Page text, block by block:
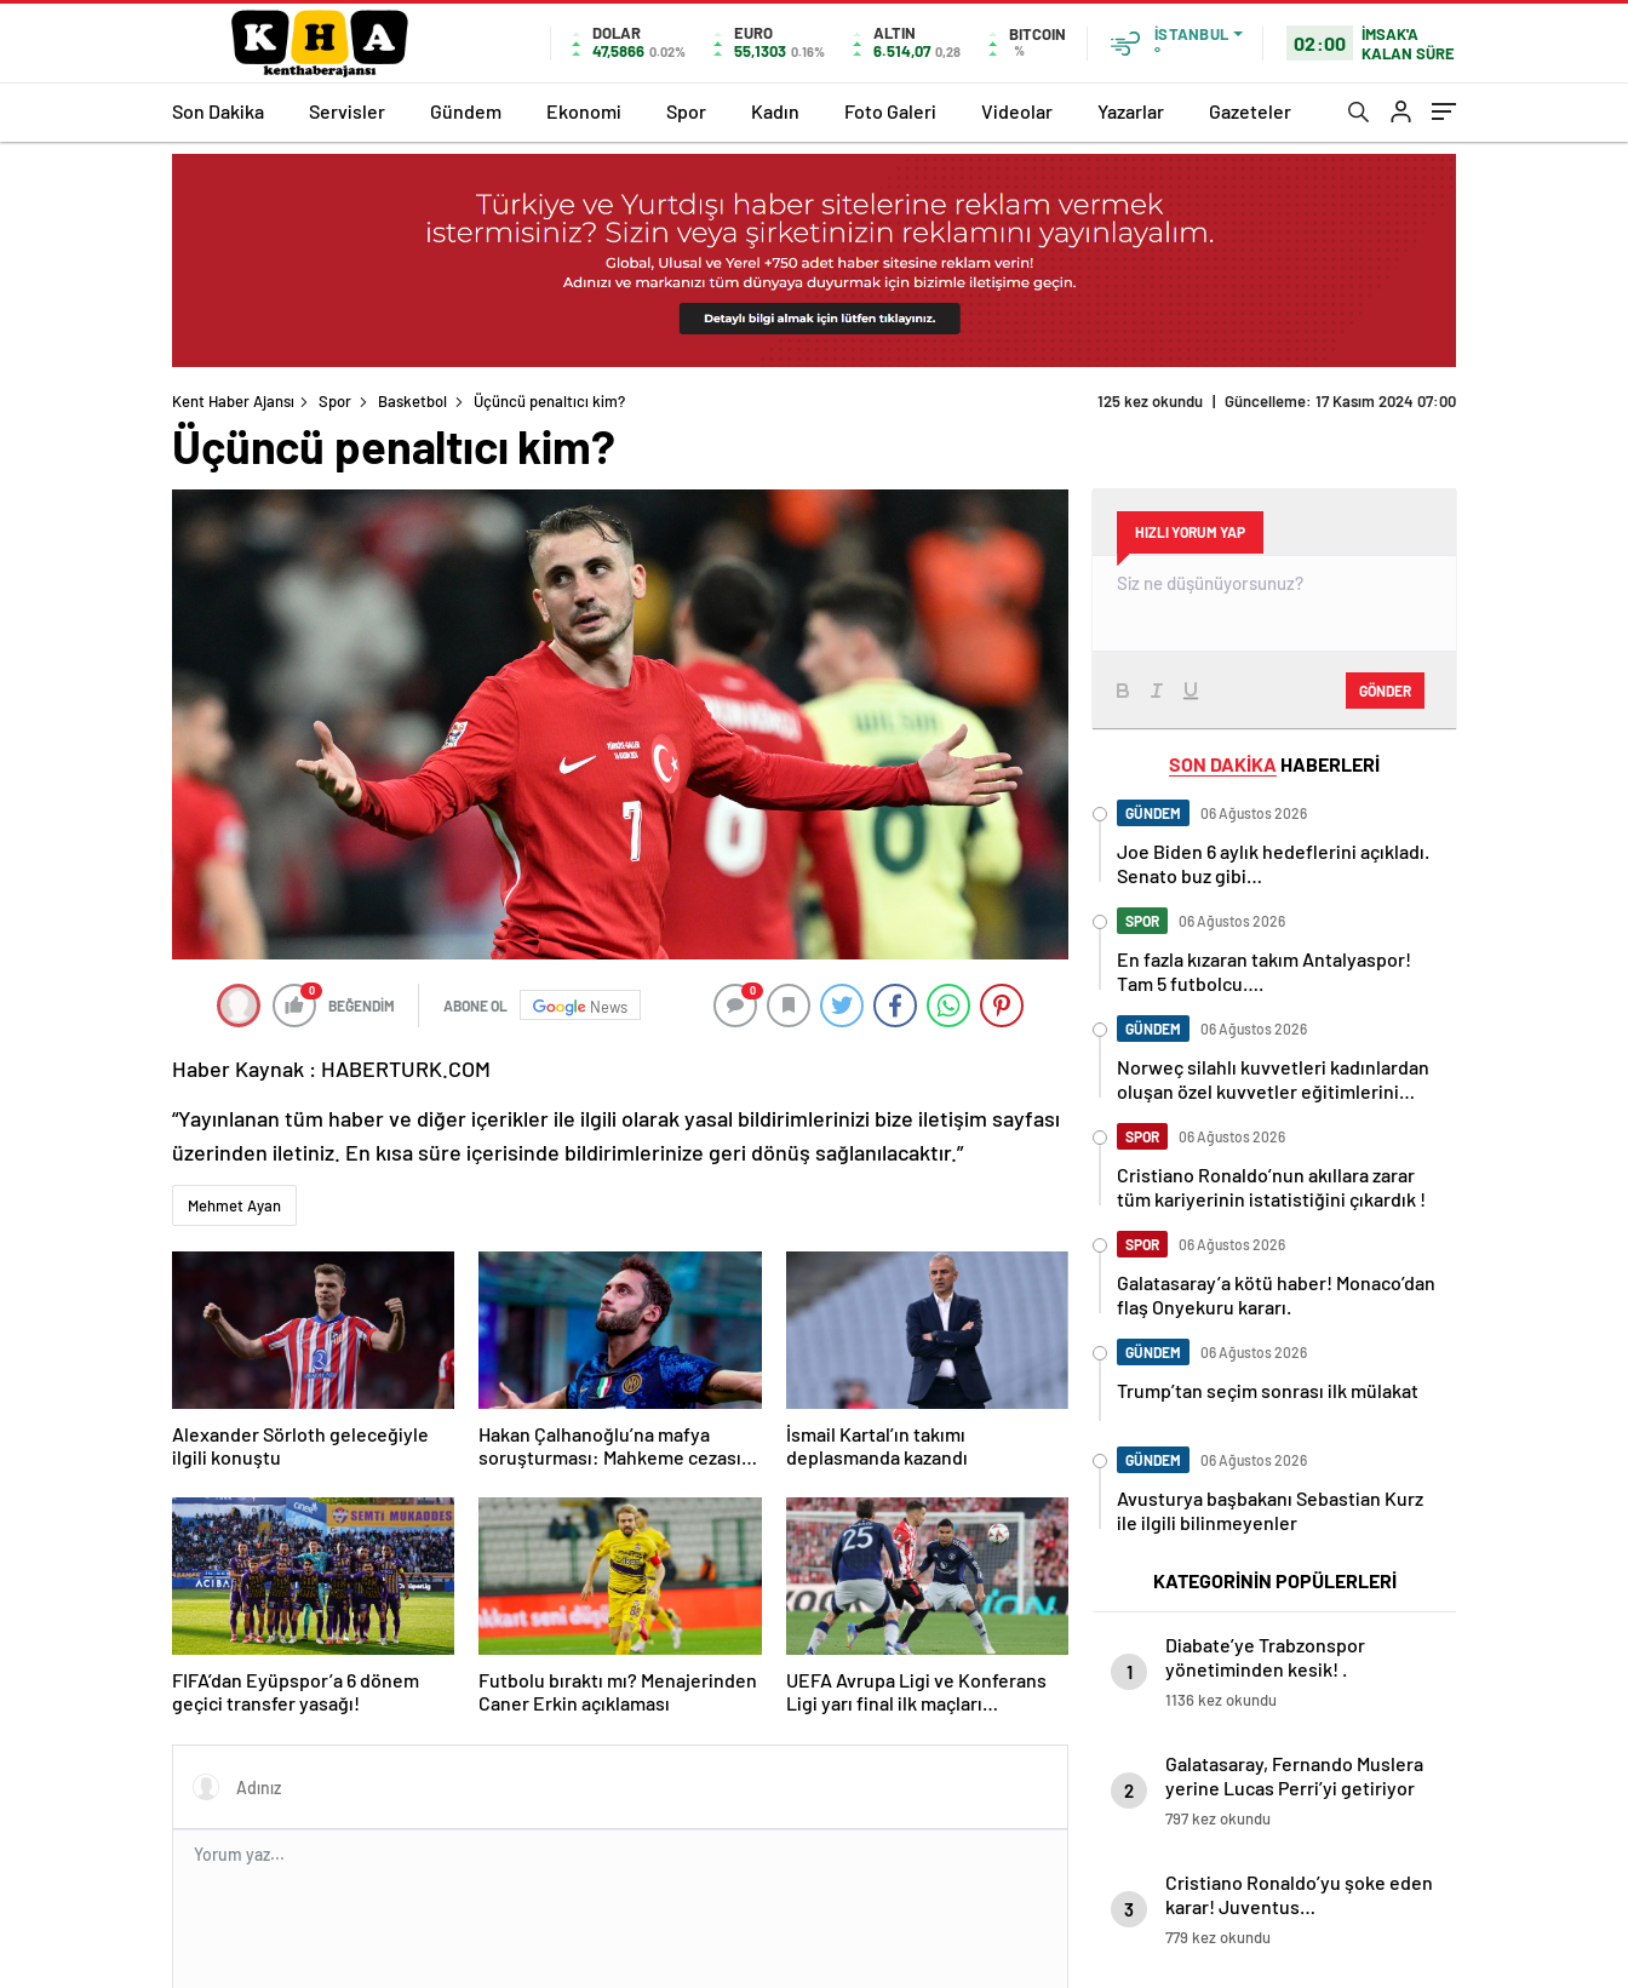
DOLAR
47,5866 0.02%
EURO
55,1303 0.16%
ALTIN
6.514,07 0,28
BITCOIN
%
İSTANBUL
°
02:00
İMSAK'A
KALAN SÜRE
Son Dakika Servisler Gündem Ekonomi Spor Kadın Foto Galeri Videolar Yazarlar Gazeteler
Kent Haber Ajansı Spor Basketbol Üçüncü penaltıcı kim? 125 kez okundu | Güncelleme: 17 Kasım 2024 07:00
Üçüncü penaltıcı kim?
0
BEĞENDİM ABONE OL News
0
Haber Kaynak : HABERTURK.COM
“Yayınlanan tüm haber ve diğer içerikler ile ilgili olarak yasal bildirimlerinizi bize iletişim sayfası
üzerinden iletiniz. En kısa süre içerisinde bildirimlerinize geri dönüş sağlanılacaktır.”
Mehmet Ayan
Alexander Sörloth geleceğiyle
ilgili konuştu
Hakan Çalhanoğlu’na mafya
soruşturması: Mahkeme cezasını
İsmail Kartal’ın takımı
deplasmanda kazandı
FIFA’dan Eyüpspor’a 6 dönem
geçici transfer yasağı!
Futbolu bıraktı mı? Menajerinden
Caner Erkin açıklaması
UEFA Avrupa Ligi ve Konferans
Ligi yarı final ilk maçları
HIZLI YORUM YAP
GÖNDER
SON DAKİKA HABERLERİ
GÜNDEM 06 Ağustos 2026
Joe Biden 6 aylık hedeflerini açıkladı.
Senato buz gibi…
SPOR 06 Ağustos 2026
En fazla kızaran takım Antalyaspor!
Tam 5 futbolcu….
GÜNDEM 06 Ağustos 2026
Norweç silahlı kuvvetleri kadınlardan
oluşan özel kuvvetler eğitimlerini
SPOR 06 Ağustos 2026
Cristiano Ronaldo’nun akıllara zarar
tüm kariyerinin istatistiğini çıkardık !
SPOR 06 Ağustos 2026
Galatasaray’a kötü haber! Monaco’dan
flaş Onyekuru kararı.
GÜNDEM 06 Ağustos 2026
Trump’tan seçim sonrası ilk mülakat
GÜNDEM 06 Ağustos 2026
Avusturya başbakanı Sebastian Kurz
ile ilgili bilinmeyenler
KATEGORİNİN POPÜLERLERİ
1
Diabate’ye Trabzonspor
yönetiminden kesik! .
1136 kez okundu
2
Galatasaray, Fernando Muslera
yerine Lucas Perri’yi getiriyor
797 kez okundu
3
Cristiano Ronaldo’yu şoke eden
karar! Juventus…
779 kez okundu